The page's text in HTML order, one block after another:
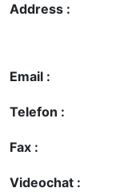
Address :
Email :
Telefon :
Fax :
Videochat :